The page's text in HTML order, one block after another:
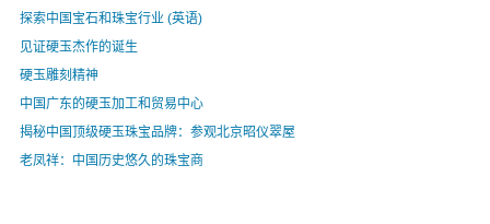
探索中国宝石和珠宝行业 (英语)
见证硬玉杰作的诞生
硬玉雕刻精神
中国广东的硬玉加工和贸易中心
揭秘中国顶级硬玉珠宝品牌：参观北京昭仪翠屋
老凤祥：中国历史悠久的珠宝商